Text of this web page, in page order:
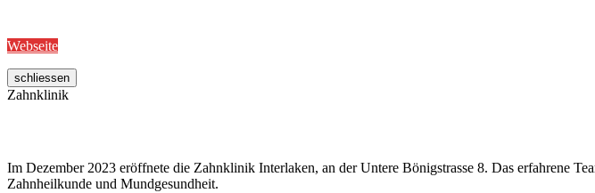
Webseite
schliessen
Zahnklinik
Im Dezember 2023 eröffnete die Zahnklinik Interlaken, an der Untere Bönigstrasse 8. Das erfahrene
Zahnheilkunde und Mundgesundheit.